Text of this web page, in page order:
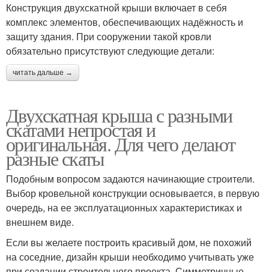
Конструкция двухскатной крыши включает в себя
комплекс элементов, обеспечивающих надёжность и
защиту здания. При сооружении такой кровли
обязательно присутствуют следующие детали:
читать дальше →
Двухскатная крыша с разными
скатами непростая и
оригинальная. Для чего делают
разные скаты
Подобным вопросом задаются начинающие строители.
Выбор кровельной конструкции основывается, в первую
очередь, на ее эксплуатационных характеристиках и
внешнем виде.
Если вы желаете построить красивый дом, не похожий
на соседние, дизайн крыши необходимо учитывать уже